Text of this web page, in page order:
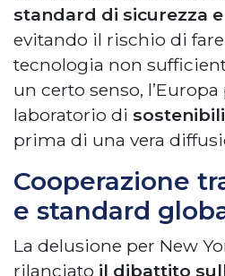
standard di sicurezza
evitando il rischio di fare
tecnologia non
un certo senso,
laboratorio di
prima di una vera
Cooperazione
e standard
La delusione per New
rilanciato il dibattito